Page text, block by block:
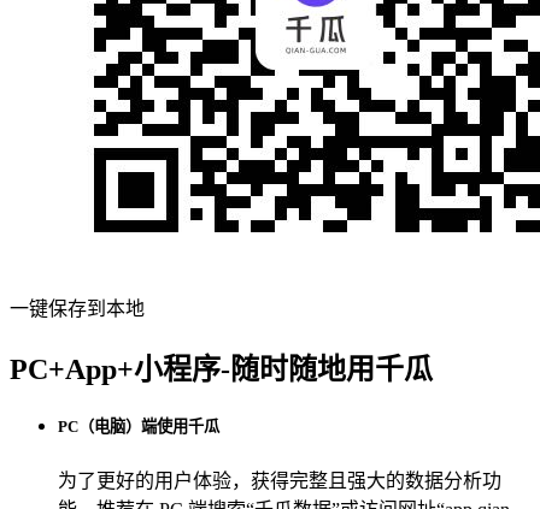
一键保存到本地
PC+App+小程序-随时随地用千瓜
PC（电脑）端使用千瓜
为了更好的用户体验，获得完整且强大的数据分析功